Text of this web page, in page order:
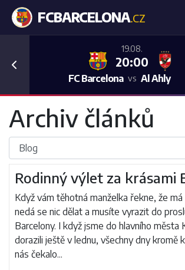
FCBARCELONA.CZ
19.08.
20:00
FC Barcelona vs Al Ahly
Previous
Archiv článků
Rodinný výlet za krásami
Když vám těhotná manželka řekne, že má
nedá se nic dělat a musíte vyrazit do
Barcelony. I když jsme do hlavního města
dorazili ještě v lednu, všechny dny kromě
nás čekalo...